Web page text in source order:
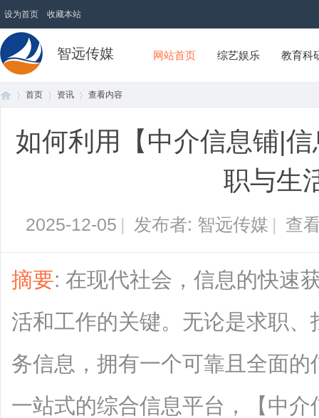
设为首页 收藏本站
智远传媒 网站首页 综艺娱乐 教育科
首页 资讯
›
查看内容
如何利用【中介信息铺|
职与生
2025-12-05 | 发布者: 智远传媒 | 查
摘要: 在现代社会，信息的快速
活和工作的关键。无论是求职
务信息，拥有一个可靠且全面
一站式的综合信息平台，【中